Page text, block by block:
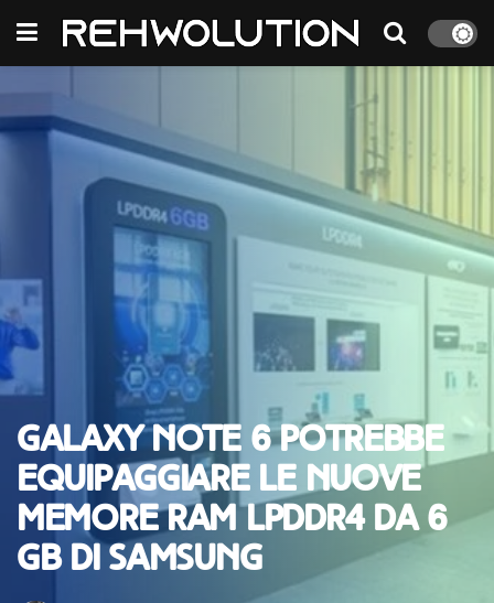
Galaxy Note 6 potrebbe
equipaggiare le nuove
memore RAM LPDDR4 da 6
GB di Samsung